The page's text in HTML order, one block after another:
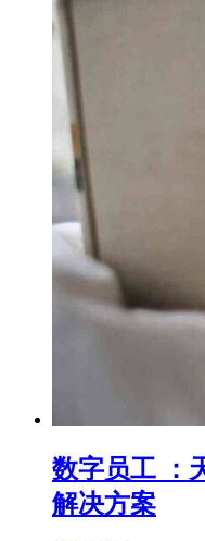
数字员工 ：
解决方案